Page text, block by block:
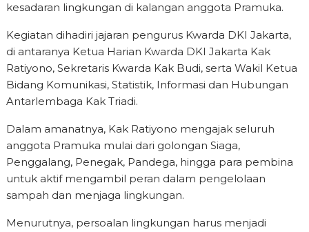
kesadaran lingkungan di kalangan anggota Pramuka.
Kegiatan dihadiri jajaran pengurus Kwarda DKI Jakarta,
di antaranya Ketua Harian Kwarda DKI Jakarta Kak
Ratiyono, Sekretaris Kwarda Kak Budi, serta Wakil Ketua
Bidang Komunikasi, Statistik, Informasi dan Hubungan
Antarlembaga Kak Triadi.
Dalam amanatnya, Kak Ratiyono mengajak seluruh
anggota Pramuka mulai dari golongan Siaga,
Penggalang, Penegak, Pandega, hingga para pembina
untuk aktif mengambil peran dalam pengelolaan
sampah dan menjaga lingkungan.
Menurutnya, persoalan lingkungan harus menjadi